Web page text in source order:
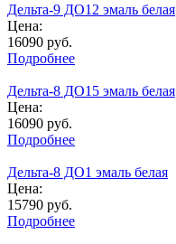
Дельта-9 ДО12 эмаль белая
Цена:
16090 руб.
Подробнее
Дельта-8 ДО15 эмаль белая
Цена:
16090 руб.
Подробнее
Дельта-8 ДО1 эмаль белая
Цена:
15790 руб.
Подробнее